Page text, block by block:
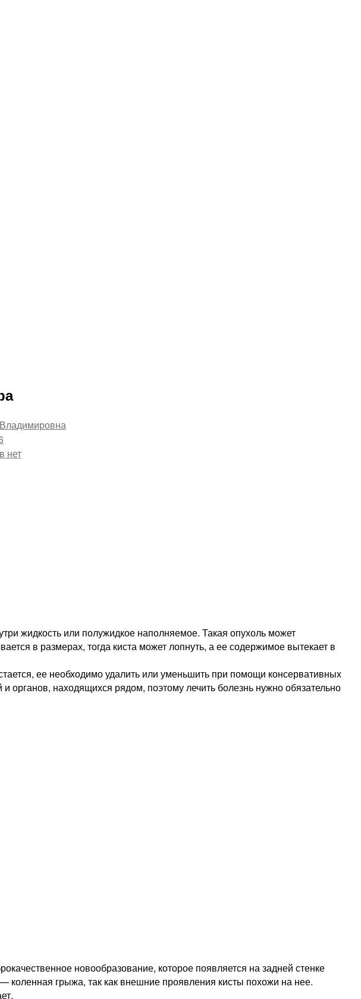
кнет
жидкость или полужидкое наполняемое. Такая опухоль может
в размерах, тогда киста может лопнуть, а ее содержимое вытекает в
ее необходимо удалить или уменьшить при помощи консервативных
органов, находящихся рядом, поэтому лечить болезнь нужно обязательно
новообразование, которое появляется на задней стенке
коленная грыжа, так как внешние проявления кисты похожи на нее.